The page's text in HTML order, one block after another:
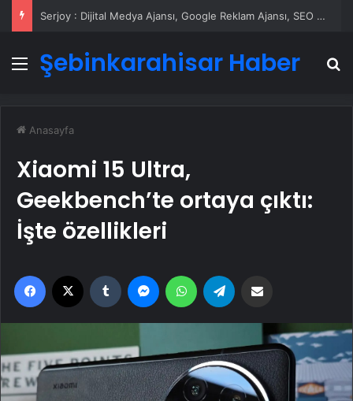
Serjoy : Dijital Medya Ajansı, Google Reklam Ajansı, SEO Ajansı ve Web Tasarım Ajansı
Menü
Şebinkarahisar Haber
Anasayfa
Xiaomi 15 Ultra,
Geekbench’te ortaya çıktı:
İşte özellikleri
Facebook Tumblr MessengerWhatsApp